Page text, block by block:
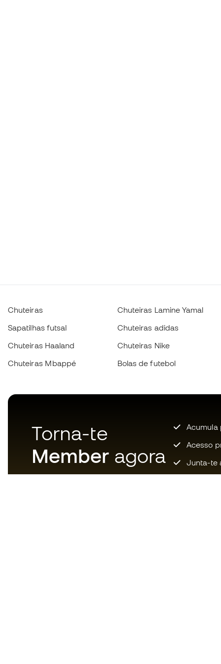
Chuteiras
Sapatilhas futsal
Chuteiras Haaland
Chuteiras Mbappé
Chuteiras Lamine Yamal
Chuteiras adidas
Chuteiras Nike
Bolas de futebol
Torna-te
Member agora
Acumula
Acesso
Junta-te